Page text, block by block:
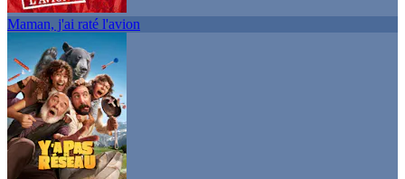
Maman, j'ai raté l'avion